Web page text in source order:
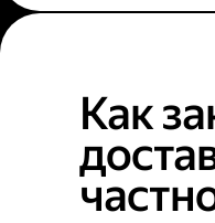
Как